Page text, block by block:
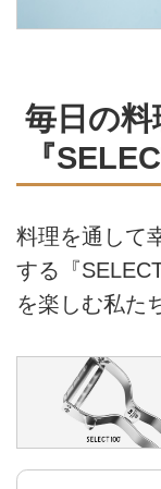
毎日の
『
料理を通して
する『
を楽しむ私た